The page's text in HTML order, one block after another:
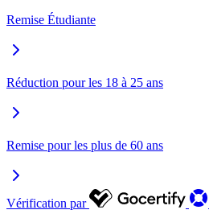
Remise Étudiante
Réduction pour les 18 à 25 ans
Remise pour les plus de 60 ans
Vérification par